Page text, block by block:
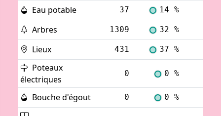
Eau potable 37 14 %
Arbres 1309 32 %
Lieux 431 37 %
Poteaux
électriques
0 0 %
Bouche d'égout 0 0 %